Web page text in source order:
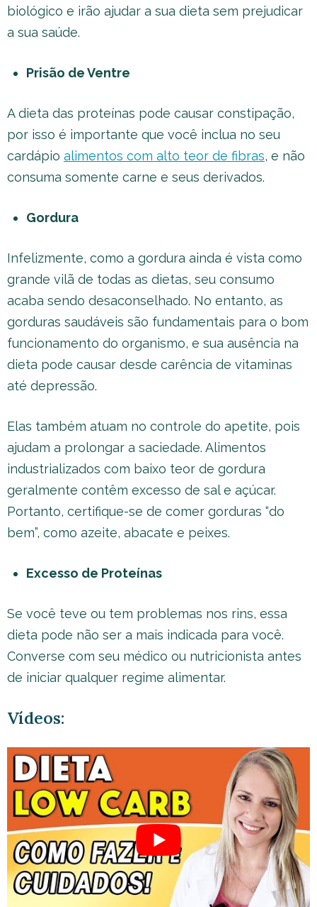
biológico e irão ajudar a sua dieta sem prejudicar
a sua saúde.
Prisão de Ventre
A dieta das proteínas pode causar constipação,
por isso é importante que você inclua no seu
cardápio alimentos com alto teor de fibras, e não
consuma somente carne e seus derivados.
Gordura
Infelizmente, como a gordura ainda é vista como
grande vilã de todas as dietas, seu consumo
acaba sendo desaconselhado. No entanto, as
gorduras saudáveis são fundamentais para o bom
funcionamento do organismo, e sua ausência na
dieta pode causar desde carência de vitaminas
até depressão.
Elas também atuam no controle do apetite, pois
ajudam a prolongar a saciedade. Alimentos
industrializados com baixo teor de gordura
geralmente contêm excesso de sal e açúcar.
Portanto, certifique-se de comer gorduras “do
bem”, como azeite, abacate e peixes.
Excesso de Proteínas
Se você teve ou tem problemas nos rins, essa
dieta pode não ser a mais indicada para você.
Converse com seu médico ou nutricionista antes
de iniciar qualquer regime alimentar.
Vídeos: